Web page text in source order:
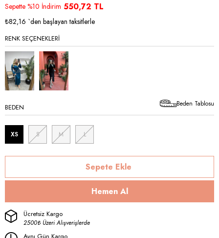
İndirim
Sepette %10 İndirim 550,72 TL
₺82,16 `den başlayan taksitlerle
RENK SEÇENEKLERI
Tükendi
BEDEN
XS S M L
Beden Tablosu
Ücretsiz Kargo
2500₺ Üzeri Alışverişlerde
Aynı Gün Kargo